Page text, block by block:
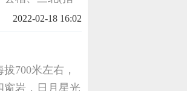
区，总面积约2
2022-02-18 16:02
700米左右，
窗岩，日月星光